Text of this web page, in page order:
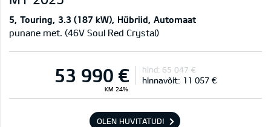
5 Touring 3.3 (187 kW) Hübriid Automaat
punane met. (46V Soul Red Crystal)
53 990 €
KM 24%
hind: 65 047 €
hinnavõit: 11 057 €
OLEN HUVITATUD!